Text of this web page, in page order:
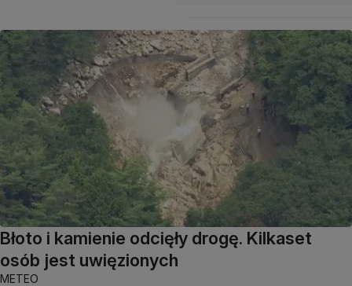
Błoto i kamienie odcięły drogę. Kilkaset
osób jest uwięzionych
METEO